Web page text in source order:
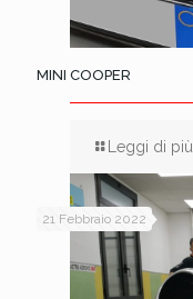
MINI COOPER
Leggi di più
21 Febbraio 2022